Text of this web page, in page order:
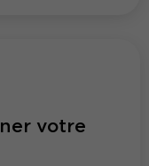
votre